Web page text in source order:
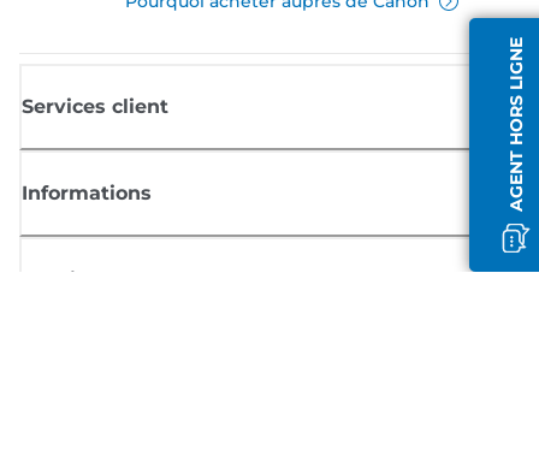
AGENT HORS LIGNE
Services client
Informations
Boutique